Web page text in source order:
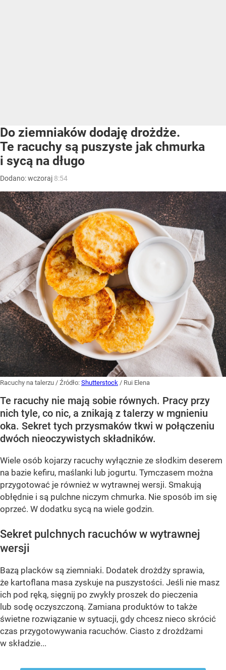
Do ziemniaków dodaję drożdże.
Te racuchy są puszyste jak chmurka
i sycą na długo
Dodano:wczoraj 8:54
Racuchy na talerzu / Źródło: Shutterstock / Rui Elena
Te racuchy nie mają sobie równych. Pracy przy
nich tyle, co nic, a znikają z talerzy w mgnieniu
oka. Sekret tych przysmaków tkwi w połączeniu
dwóch nieoczywistych składników.
Wiele osób kojarzy racuchy wyłącznie ze słodkim deserem
na bazie kefiru, maślanki lub jogurtu. Tymczasem można
przygotować je również w wytrawnej wersji. Smakują
obłędnie i są pulchne niczym chmurka. Nie sposób im się
oprzeć. W dodatku sycą na wiele godzin.
Sekret pulchnych racuchów w wytrawnej
wersji
Bazą placków są ziemniaki. Dodatek drożdży sprawia,
że kartoflana masa zyskuje na puszystości. Jeśli nie masz
ich pod ręką, sięgnij po zwykły proszek do pieczenia
lub sodę oczyszczoną. Zamiana produktów to także
świetne rozwiązanie w sytuacji, gdy chcesz nieco skrócić
czas przygotowywania racuchów. Ciasto z drożdżami
w składzie...